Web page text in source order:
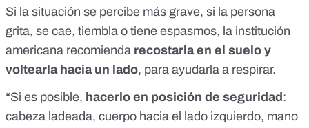
Si la situación se percibe más grave, si la persona
grita, se cae, tiembla o tiene espasmos, la institución
americana recomienda recostarla en el suelo y
voltearla hacia un lado, para ayudarla a respirar.
“Si es posible, hacerlo en posición de seguridad :
cabeza ladeada, cuerpo hacia el lado izquierdo, mano